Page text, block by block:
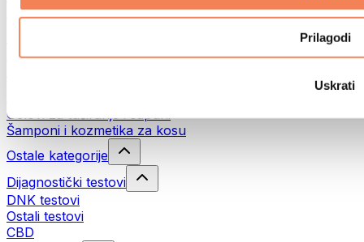
Prilagodi
Uskrati
Filteri i vrčevi za vodu
Deterdženti za rublje
Gelovi za tuširanje i sapuni
Šamponi i kozmetika za kosu
Ostale kategorije
Dijagnostički testovi
DNK testovi
Ostali testovi
CBD